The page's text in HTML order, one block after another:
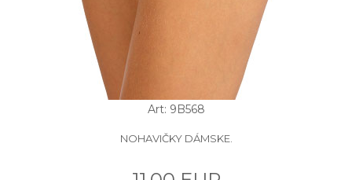
Art: 9B568
NOHAVIČKY DÁMSKE.